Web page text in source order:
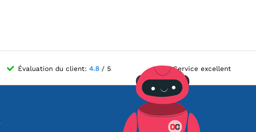
Évaluation du client:4.8 / 5 Service excellent